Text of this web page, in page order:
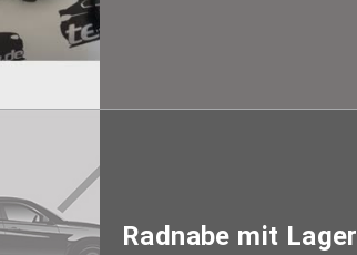
Radnabe mit Lager